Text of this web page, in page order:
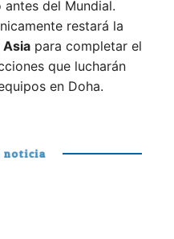
del Mundial.
restará la
para completar el
que lucharán
en Doha.
noticia